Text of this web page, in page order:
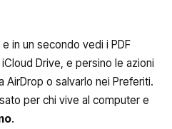
in un secondo vedi i PDF
Drive, e persino le azioni
AirDrop o salvarlo nei Preferiti.
per chi vive al computer e
.